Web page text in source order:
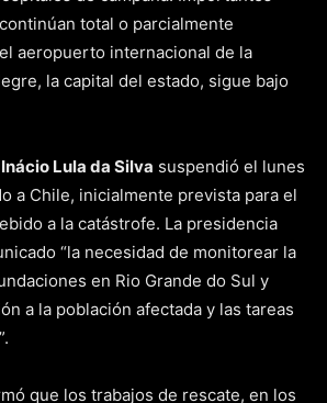
total o parcialmente
aeropuerto internacional de la
la capital del estado, sigue bajo
Lula da Silva suspendió el lunes
a Chile, inicialmente prevista para el
a la catástrofe. La presidencia
“la necesidad de monitorear la
en Rio Grande do Sul y
a la población afectada y las tareas
que los trabajos de rescate, en los